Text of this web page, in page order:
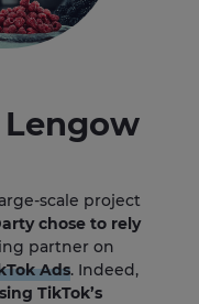
scale project
chose to rely
partner on
Ads. Indeed,
TikTok’s